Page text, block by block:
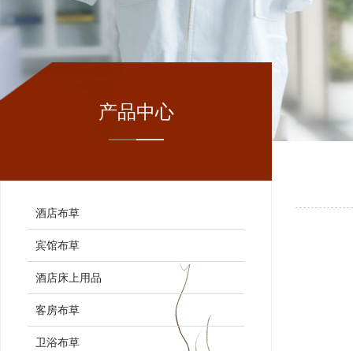
产品中心
酒店布草
宾馆布草
酒店床上用品
客房布草
卫浴布草